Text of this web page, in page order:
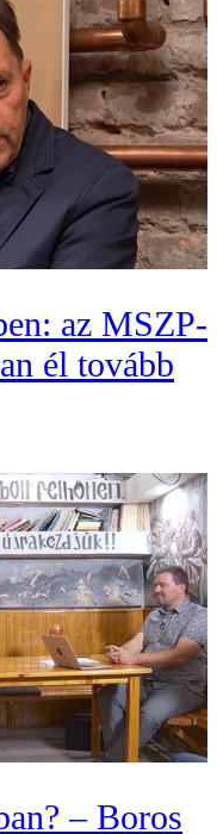
az MSZP-
él tovább
– Boros